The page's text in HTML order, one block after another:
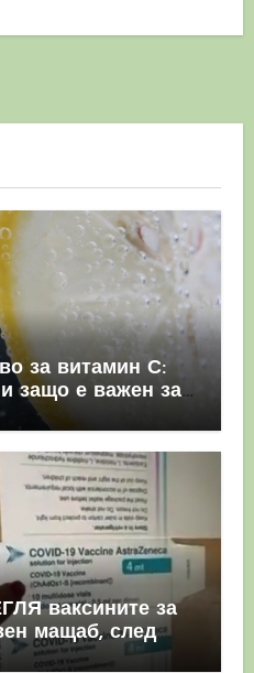
за витамин С:
защо е важен за
ваксините за
мащаб, след
причиняват